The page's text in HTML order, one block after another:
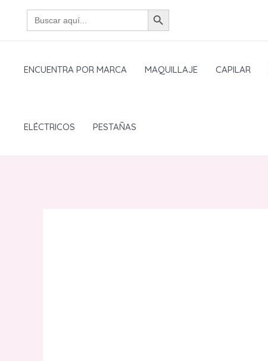
Buscar: BOTÓN DE BÚSQUEDA
ENCUENTRA POR MARCA MAQUILLAJE CAPILAR
ELÉCTRICOS PESTAÑAS